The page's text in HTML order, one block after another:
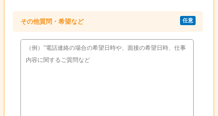
その他質問・希望など 任意